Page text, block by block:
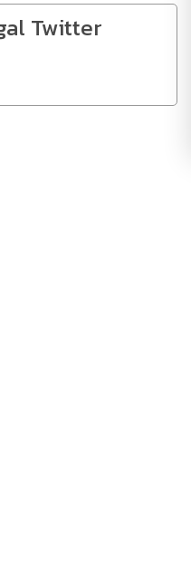
Twitter